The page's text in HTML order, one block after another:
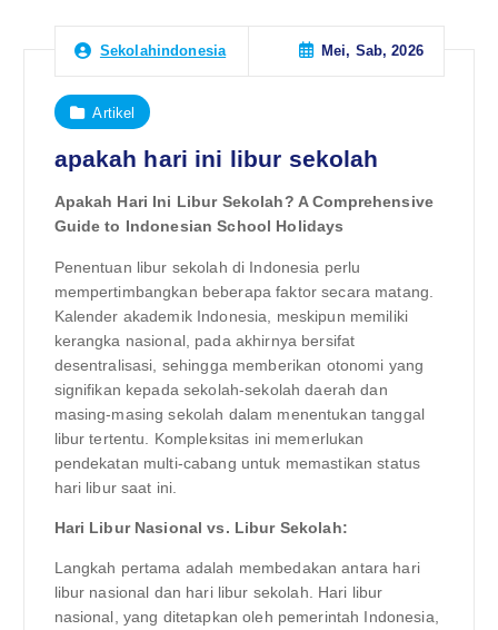
Sekolahindonesia Mei, Sab, 2026
Artikel
apakah hari ini libur sekolah
Apakah Hari Ini Libur Sekolah? A Comprehensive
Guide to Indonesian School Holidays
Penentuan libur sekolah di Indonesia perlu
mempertimbangkan beberapa faktor secara matang.
Kalender akademik Indonesia, meskipun memiliki
kerangka nasional, pada akhirnya bersifat
desentralisasi, sehingga memberikan otonomi yang
signifikan kepada sekolah-sekolah daerah dan
masing-masing sekolah dalam menentukan tanggal
libur tertentu. Kompleksitas ini memerlukan
pendekatan multi-cabang untuk memastikan status
hari libur saat ini.
Hari Libur Nasional vs. Libur Sekolah:
Langkah pertama adalah membedakan antara hari
libur nasional dan hari libur sekolah. Hari libur
nasional, yang ditetapkan oleh pemerintah Indonesia,